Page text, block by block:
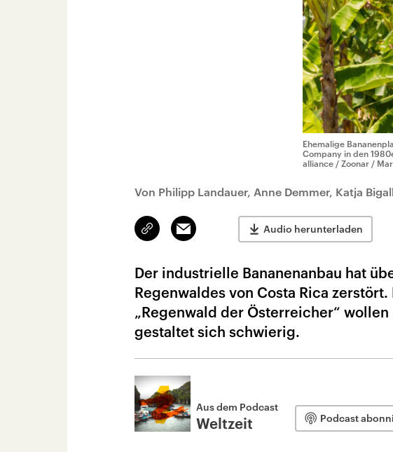
Ehemalige
Company in den
alliance / Zoonar /
Von Philipp Landauer, Anne Demmer, Katja
Link
kopieren/teilen
Email Audio herunterladen
Der industrielle Bananenanbau hat
Regenwaldes von Costa Rica
„Regenwald der Österreicher“
gestaltet sich schwierig.
Aus dem Podcast
Weltzeit Podcast